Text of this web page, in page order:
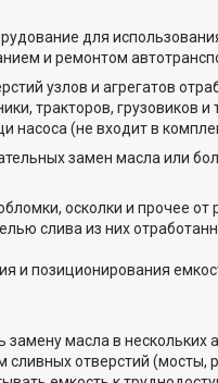
для
и ремонтом
узлов и агрегатов
тракторов, грузовиков и
насоса (не входит в
замен масла или
осколки и прочее от
слива из них
и позиционирования
масла в нескольких
отверстий (мосты,